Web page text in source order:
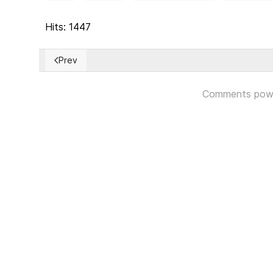
Hits: 1447
Previous article: ARGENTINA: Cristina Fernández
Prev
Comments